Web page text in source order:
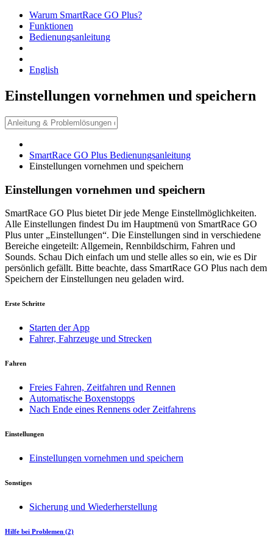
Warum SmartRace GO Plus?
Funktionen
Bedienungsanleitung
English
Einstellungen vornehmen und speichern
SmartRace GO Plus Bedienungsanleitung
Einstellungen vornehmen und speichern
Einstellungen vornehmen und speichern
SmartRace GO Plus bietet Dir jede Menge Einstellmöglichkeiten.
Alle Einstellungen findest Du im Hauptmenü von SmartRace GO
Plus unter „Einstellungen“. Die Einstellungen sind in verschiedene
Bereiche eingeteilt: Allgemein, Rennbildschirm, Fahren und
Sounds. Schau Dich einfach um und stelle alles so ein, wie es Dir
persönlich gefällt. Bitte beachte, dass SmartRace GO Plus nach dem
Speichern der Einstellungen neu geladen wird.
Erste Schritte
Starten der App
Fahrer, Fahrzeuge und Strecken
Fahren
Freies Fahren, Zeitfahren und Rennen
Automatische Boxenstopps
Nach Ende eines Rennens oder Zeitfahrens
Einstellungen
Einstellungen vornehmen und speichern
Sonstiges
Sicherung und Wiederherstellung
Hilfe bei Problemen (2)